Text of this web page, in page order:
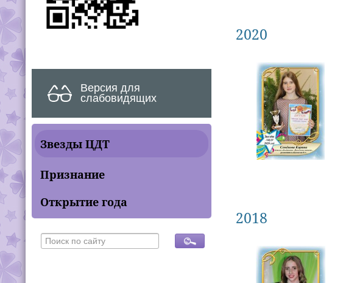
Версия для
слабовидящих
Звезды ЦДТ
Признание
Открытие года
2020
2018